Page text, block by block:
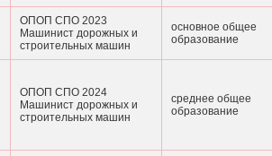
ОПОП СПО 2023
Машинист дорожных и
строительных машин
основное общее
образование
ОПОП СПО 2024
Машинист дорожных и
строительных машин
среднее общее
образование